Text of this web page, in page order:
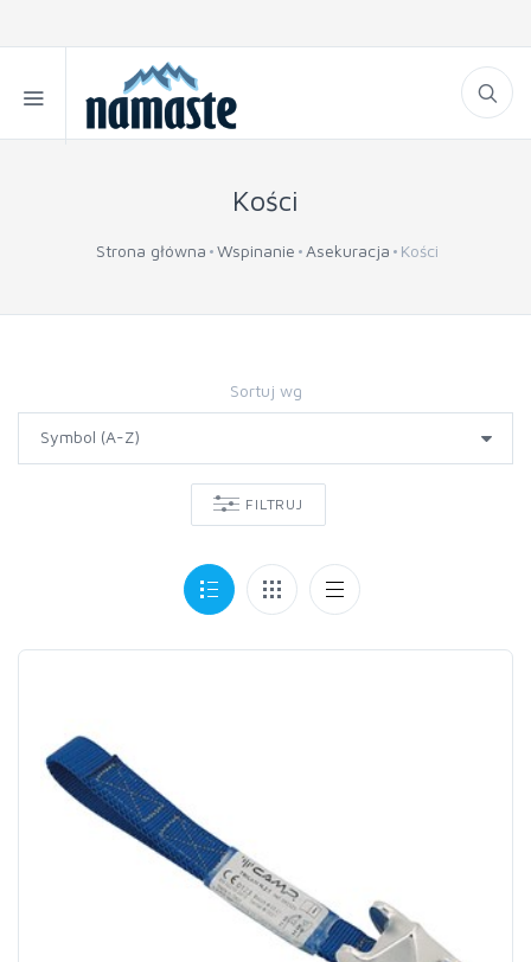
Kości
Strona główna Wspinanie Asekuracja Kości
Sortuj wg
FILTRUJ